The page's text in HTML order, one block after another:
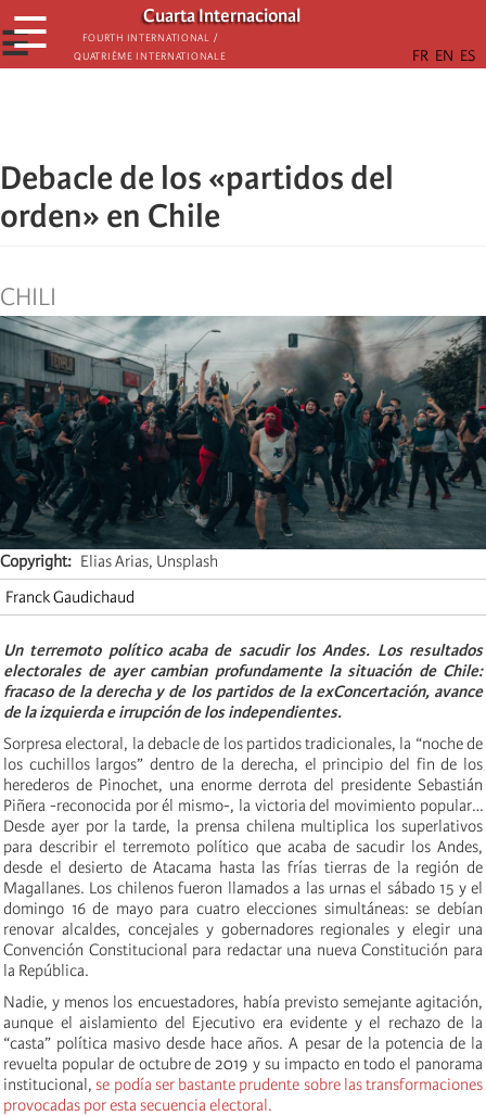
Skip
to
main
Cuarta Internacional
Fourth International /
Quatrième internationale
☰
☰
Debacle de los «partidos del
orden» en Chile
CHILI
Copyright
Elias Arias, Unsplash
Franck Gaudichaud
Un terremoto político acaba de sacudir los Andes. Los resultados
electorales de ayer cambian profundamente la situación de Chile:
fracaso de la derecha y de los partidos de la exConcertación, avance
de la izquierda e irrupción de los independientes.
Sorpresa electoral, la debacle de los partidos tradicionales, la “noche de
los cuchillos largos” dentro de la derecha, el principio del fin de los
herederos de Pinochet, una enorme derrota del presidente Sebastián
Piñera -reconocida por él mismo-, la victoria del movimiento popular…
Desde ayer por la tarde, la prensa chilena multiplica los superlativos
para describir el terremoto político que acaba de sacudir los Andes,
desde el desierto de Atacama hasta las frías tierras de la región de
Magallanes. Los chilenos fueron llamados a las urnas el sábado 15 y el
domingo 16 de mayo para cuatro elecciones simultáneas: se debían
renovar alcaldes, concejales y gobernadores regionales y elegir una
Convención Constitucional para redactar una nueva Constitución para
la República.
Nadie, y menos los encuestadores, había previsto semejante agitación,
aunque el aislamiento del Ejecutivo era evidente y el rechazo de la
“casta” política masivo desde hace años. A pesar de la potencia de la
revuelta popular de octubre de 2019 y su impacto en todo el panorama
institucional,se podía ser bastante prudente sobre las transformaciones
provocadas por esta secuencia electoral.